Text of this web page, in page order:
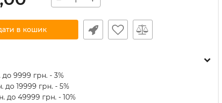
в кошик
до 9999 грн. - 3%
до 19999 грн. - 5%
до 49999 грн. - 10%